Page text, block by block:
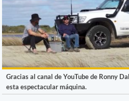
Gracias al canal de YouTube de Ronny
esta espectacular máquina.